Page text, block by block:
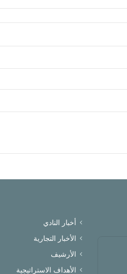
أخبار النادي
الأخبار التجارية
الأرشيف
الأهداف الاستراتيجية